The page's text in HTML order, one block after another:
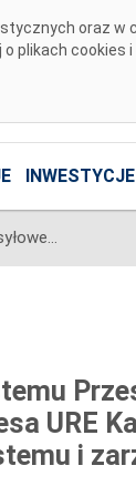
oraz
plikach cookies
INWESTYCJE
Komunikat Operatora Systemu Przesyłowego w sprawie zatwierdzenia Przez Prezesa URE Karty aktualizacji nr CB/29/2021 IRiESP - Bilansowanie systemu i zarządzanie ograniczeniami systemowymi
URE
i